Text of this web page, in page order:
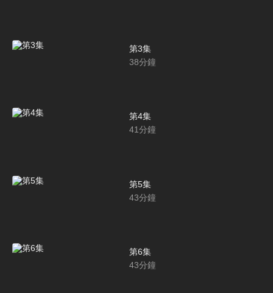
第3集
38分鐘
第4集
41分鐘
第5集
43分鐘
第6集
43分鐘